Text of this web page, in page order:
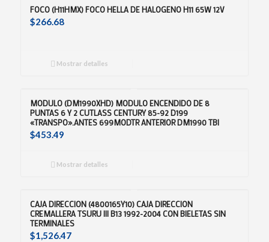
FOCO (H11HMX) FOCO HELLA DE HALOGENO H11 65W 12V
$266.68
Mostrar detalles
MODULO (DM1990XHD) MODULO ENCENDIDO DE 8
PUNTAS 6 Y 2 CUTLASS CENTURY 85-92 D199
«TRANSPO».ANTES 699MODTR ANTERIOR DM1990 TBI
$453.49
Mostrar detalles
CAJA DIRECCION (4800165Y10) CAJA DIRECCION
CREMALLERA TSURU III B13 1992-2004 CON BIELETAS SIN
TERMINALES
$1,526.47